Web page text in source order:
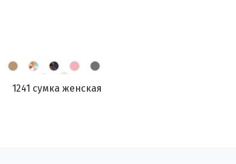
1241 сумка женская